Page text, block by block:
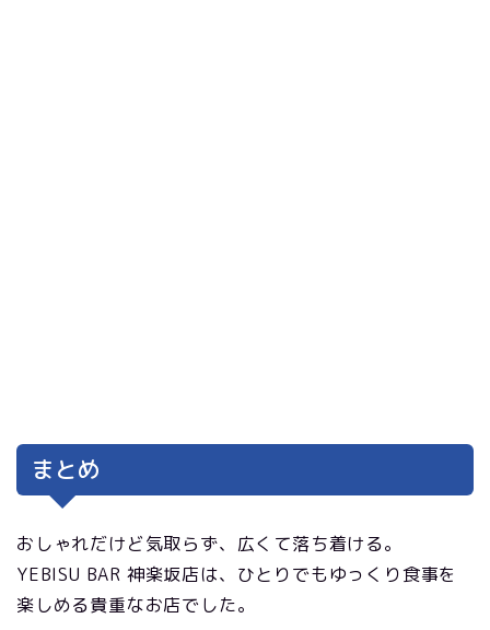
まとめ
おしゃれだけど気取らず、広くて落ち着ける。
YEBISU BAR 神楽坂店は、ひとりでもゆっくり食事を
楽しめる貴重なお店でした。